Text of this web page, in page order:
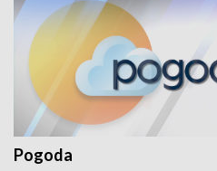
Pogoda